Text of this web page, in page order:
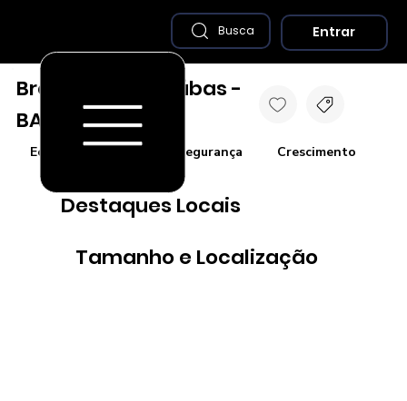
Tamanho e Localização
Destaques Locais
Economia Saúde e Segurança Crescimento
Brotas de Macaúbas -
BA
Busca Entrar